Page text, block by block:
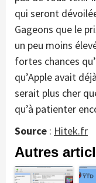
qui seront
Gageons que le
un peu moins
fortes chances
qu’Apple avait
serait plus cher
qu’à patienter
Source : Hitek.fr
Autres